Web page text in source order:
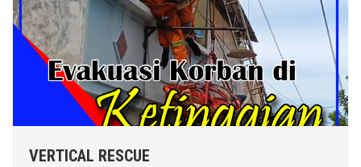
VERTICAL RESCUE